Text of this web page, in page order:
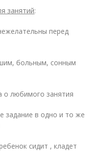
занятий:
перед
больным, сонным
о любимого занятия
задание в одно и то же
сидит , кладет